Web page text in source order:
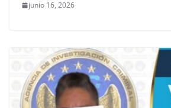
junio 16, 2026